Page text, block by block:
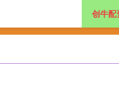
创牛配资
创牛配